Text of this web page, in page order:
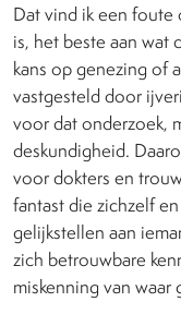
Dat vind ik een foute
is, het beste aan wat
kans op genezing of
vastgesteld door
voor dat onderzoek,
deskundigheid.
voor dokters en
fantast die zichzelf
gelijkstellen aan
zich betrouwbare
miskenning van waar